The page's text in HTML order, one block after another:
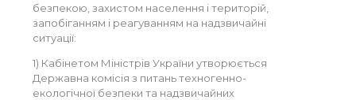
безпекою, захистом населення і територій,
запобіганням і реагуванням на надзвичайні
ситуації:
1) Кабінетом Міністрів України утворюється
Державна комісія з питань техногенно-
екологічної безпеки та надзвичайних